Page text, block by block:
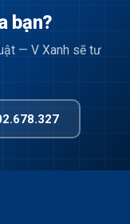
bạn?
— V Xanh sẽ tư